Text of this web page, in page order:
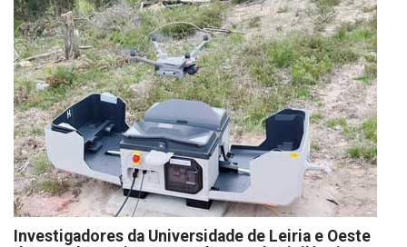
Investigadores da Universidade de Leiria e Oeste